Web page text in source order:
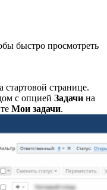
быстро просмотреть
стартовой странице.
с опцией Задачи на
Мои задачи.